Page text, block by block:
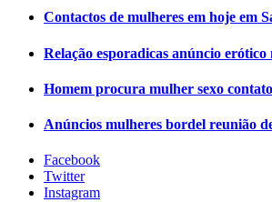
Contactos de mulheres em hoje em
Relação esporadicas anúncio
Homem procura mulher sexo
Anúncios mulheres bordel reunião
Facebook
Twitter
Instagram